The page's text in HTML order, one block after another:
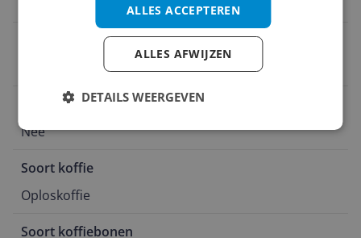
Geen Nutri-Score
Cafeïnevrij
Nee
Soort koffie
Oploskoffie
Soort koffiebonen
ALLES ACCEPTEREN
ALLES AFWIJZEN
DETAILS WEERGEVEN